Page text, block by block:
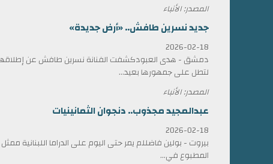
المصدر: الأنباء
جديد نسرين طافش.. «أرض جديدة»
2026-02-18
دمشق - هدى العبودكشفت الفنانة نسرين طافش عن
لتطل على جمهورها بعيد...
المصدر: الأنباء
عبدالمجيد مجذوب.. دنجوان الثمانينيات
2026-02-18
بيروت - بولين فاضللم يمر حتى اليوم على الدراما
المطبوع في...